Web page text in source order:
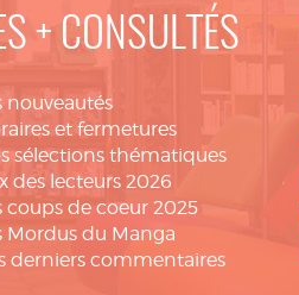
+ CONSULTÉS
nouveautés
et fermetures
sélections thématiques
des lecteurs 2026
coups de coeur 2025
Mordus du Manga
derniers commentaires